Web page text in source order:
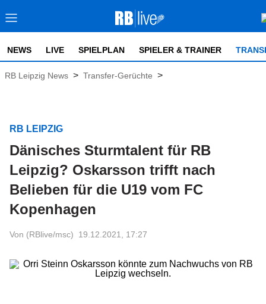
NEWS LIVE SPIELPLAN SPIELER & TRAINER
RB Leipzig News > Transfer-Gerüchte >
RB LEIPZIG
Dänisches Sturmtalent für RB
Leipzig? Oskarsson trifft nach
Belieben für die U19 vom FC
Kopenhagen
Von (RBlive/msc) 19.12.2021, 17:27